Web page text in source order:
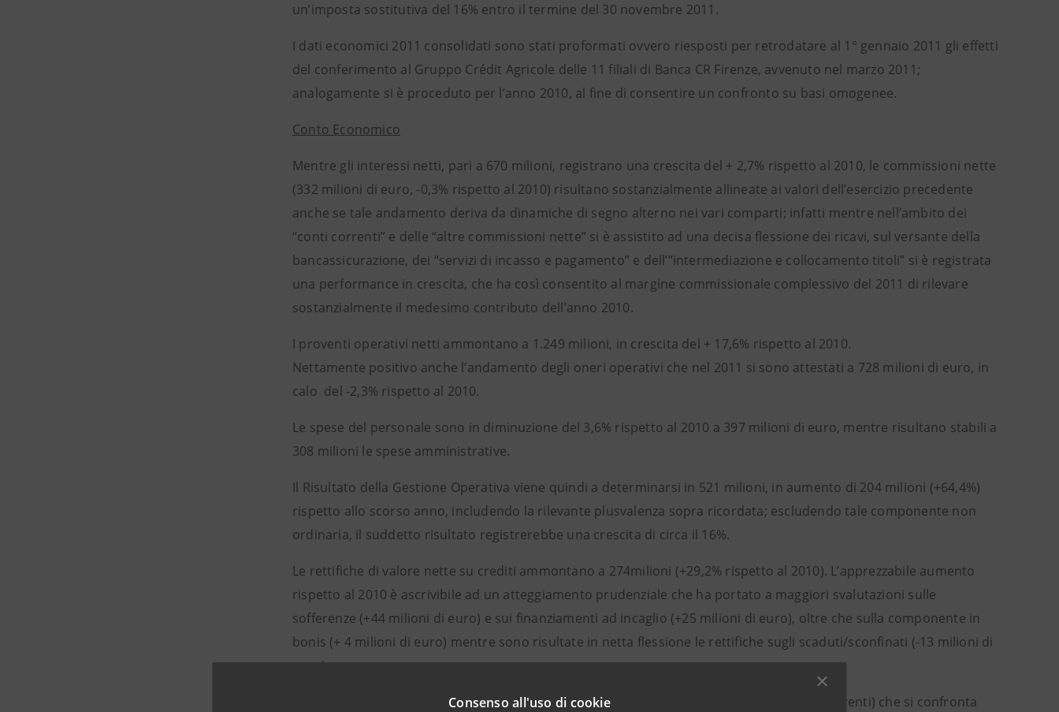
Consenso all'uso di cookie
un’imposta sostitutiva del 16% entro il termine del 30 novembre 2011.
I dati economici 2011 consolidati sono stati proformati ovvero riesposti per retrodatare al 1° gennaio 2011 gli effetti
del conferimento al Gruppo Crédit Agricole delle 11 filiali di Banca CR Firenze, avvenuto nel marzo 2011;
analogamente si è proceduto per l’anno 2010, al fine di consentire un confronto su basi omogenee.
Conto Economico
Mentre gli interessi netti, pari a 670 milioni, registrano una crescita del + 2,7% rispetto al 2010, le commissioni nette
(332 milioni di euro, -0,3% rispetto al 2010) risultano sostanzialmente allineate ai valori dell’esercizio precedente
anche se tale andamento deriva da dinamiche di segno alterno nei vari comparti; infatti mentre nell’ambito dei
“conti correnti” e delle “altre commissioni nette” si è assistito ad una decisa flessione dei ricavi, sul versante della
bancassicurazione, dei “servizi di incasso e pagamento” e dell’”intermediazione e collocamento titoli” si è registrata
una performance in crescita, che ha così consentito al margine commissionale complessivo del 2011 di rilevare
sostanzialmente il medesimo contributo dell’anno 2010.
I proventi operativi netti ammontano a 1.249 milioni, in crescita del + 17,6% rispetto al 2010.
Nettamente positivo anche l’andamento degli oneri operativi che nel 2011 si sono attestati a 728 milioni di euro, in
calo del -2,3% rispetto al 2010.
Le spese del personale sono in diminuzione del 3,6% rispetto al 2010 a 397 milioni di euro, mentre risultano stabili a
308 milioni le spese amministrative.
Il Risultato della Gestione Operativa viene quindi a determinarsi in 521 milioni, in aumento di 204 milioni (+64,4%)
rispetto allo scorso anno, includendo la rilevante plusvalenza sopra ricordata; escludendo tale componente non
ordinaria, il suddetto risultato registrerebbe una crescita di circa il 16%.
Le rettifiche di valore nette su crediti ammontano a 274milioni (+29,2% rispetto al 2010). L’apprezzabile aumento
rispetto al 2010 è ascrivibile ad un atteggiamento prudenziale che ha portato a maggiori svalutazioni sulle
sofferenze (+44 milioni di euro) e sui finanziamenti ad incaglio (+25 milioni di euro), oltre che sulla componente in
bonis (+ 4 milioni di euro) mentre sono risultate in netta flessione le rettifiche sugli scaduti/sconfinati (-13 milioni di
euro).
L’utile netto al 31/12/ 2011 è pari a 186 milioni di euro (al lordo delle componenti non ricorrenti) che si confronta